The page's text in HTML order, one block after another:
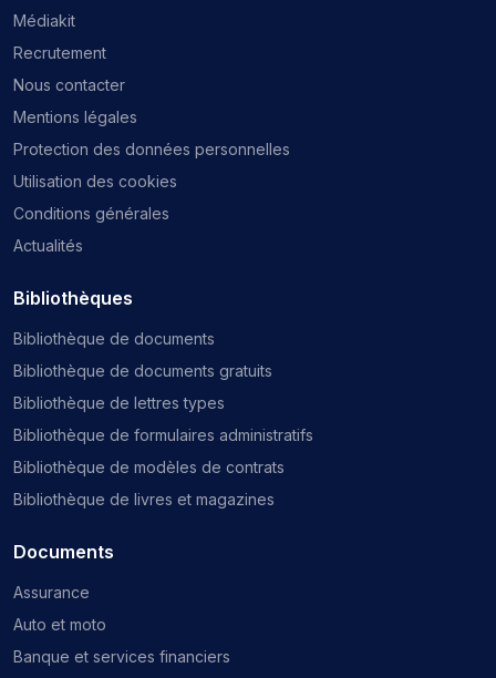
Médiakit
Recrutement
Nous contacter
Mentions légales
Protection des données personnelles
Utilisation des cookies
Conditions générales
Actualités
Documents
Assurance
Auto et moto
Banque et services financiers
Bibliothèques
Bibliothèque de documents
Bibliothèque de documents gratuits
Bibliothèque de lettres types
Bibliothèque de formulaires administratifs
Bibliothèque de modèles de contrats
Bibliothèque de livres et magazines